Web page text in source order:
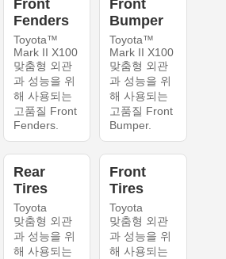
Front
Fenders
Toyota™
Mark II X100
맞춤형 외관
과 성능을 위
해 사용되는
고품질 Front
Fenders.
Front
Bumper
Toyota™
Mark II X100
맞춤형 외관
과 성능을 위
해 사용되는
고품질 Front
Bumper.
Rear
Tires
Toyota
맞춤형 외관
과 성능을 위
해 사용되는
Front
Tires
Toyota
맞춤형 외관
과 성능을 위
해 사용되는